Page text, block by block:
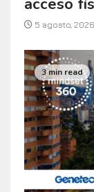
5 agosto, 2026
3 min read